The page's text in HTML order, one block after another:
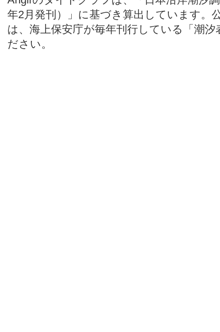
年2月発刊）」に基づき算出しています。
は、海上保安庁が毎年刊行している「潮
ださい。